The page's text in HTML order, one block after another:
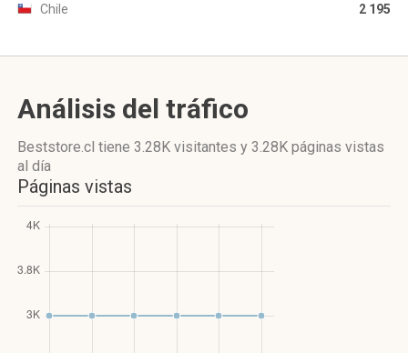
Chile 2 195
Análisis del tráfico
Beststore.cl tiene 3.28K visitantes y 3.28K páginas vistas
al día
Páginas vistas